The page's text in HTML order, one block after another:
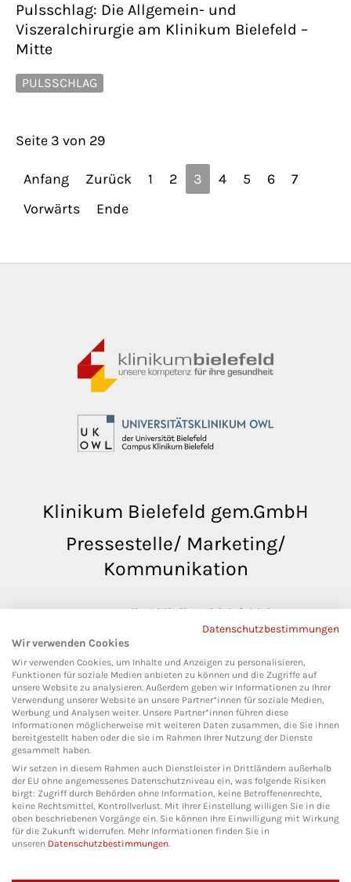
Pulsschlag: Die Allgemein- und
Viszeralchirurgie am Klinikum Bielefeld –
Mitte
PULSSCHLAG
Seite 3 von 29
Anfang Zurück 1 2 3 4 5 6
7
Vorwärts
Ende
Klinikum Bielefeld gem.GmbH
Pressestelle/ Marketing/
Kommunikation
pressestelle@klinikumbielefeld.de
Teutoburger Str. 50
33604 Bielefeld
Social Media
Datenschutzbestimmungen
Wir verwenden Cookies
Wir verwenden Cookies, um Inhalte und Anzeigen zu personalisieren,
Funktionen für soziale Medien anbieten zu können und die Zugriffe auf
unsere Website zu analysieren. Außerdem geben wir Informationen zu Ihrer
Verwendung unserer Website an unsere Partner*innen für soziale Medien,
Werbung und Analysen weiter. Unsere Partner*innen führen diese
Informationen möglicherweise mit weiteren Daten zusammen, die Sie ihnen
bereitgestellt haben oder die sie im Rahmen Ihrer Nutzung der Dienste
gesammelt haben.
Wir setzen in diesem Rahmen auch Dienstleister in Drittländern außerhalb
der EU ohne angemessenes Datenschutzniveau ein, was folgende Risiken
birgt: Zugriff durch Behörden ohne Information, keine Betroffenenrechte,
keine Rechtsmittel, Kontrollverlust. Mit Ihrer Einstellung willigen Sie in die
oben beschriebenen Vorgänge ein. Sie können Ihre Einwilligung mit Wirkung
für die Zukunft widerrufen. Mehr Informationen finden Sie in
unseren Datenschutzbestimmungen.